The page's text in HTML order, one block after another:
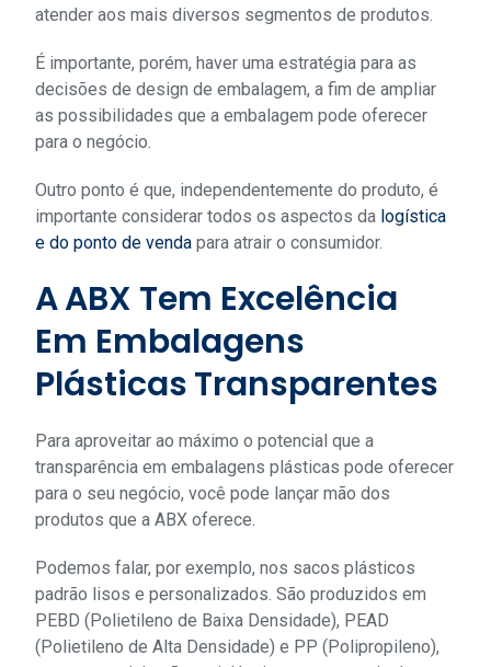
atender aos mais diversos segmentos de produtos.
É importante, porém, haver uma estratégia para as
decisões de design de embalagem, a fim de ampliar
as possibilidades que a embalagem pode oferecer
para o negócio.
Outro ponto é que, independentemente do produto, é
importante considerar todos os aspectos da logística
e do ponto de venda para atrair o consumidor.
AABX Tem Excelência
Em Embalagens
PlásticasTransparentes
Para aproveitar ao máximo o potencial que a
transparência em embalagens plásticas pode oferecer
para o seu negócio, você pode lançar mão dos
produtos que a ABX oferece.
Podemos falar, por exemplo, nos sacos plásticos
padrão lisos e personalizados. São produzidos em
PEBD (Polietileno de Baixa Densidade), PEAD
(Polietileno de Alta Densidade) e PP (Polipropileno),